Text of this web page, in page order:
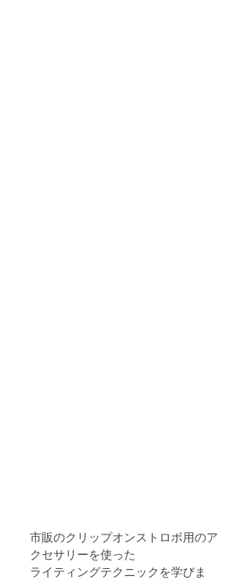
市販のクリップオンストロボ用のア
クセサリーを使った
ライティングテクニックを学びま